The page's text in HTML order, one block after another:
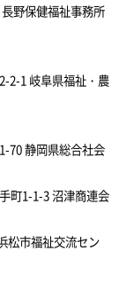
野保健福祉事務所
2-1 岐阜県福祉・農
70 静岡県総合社会
町1-1-3 沼津商連会
松市福祉交流セン